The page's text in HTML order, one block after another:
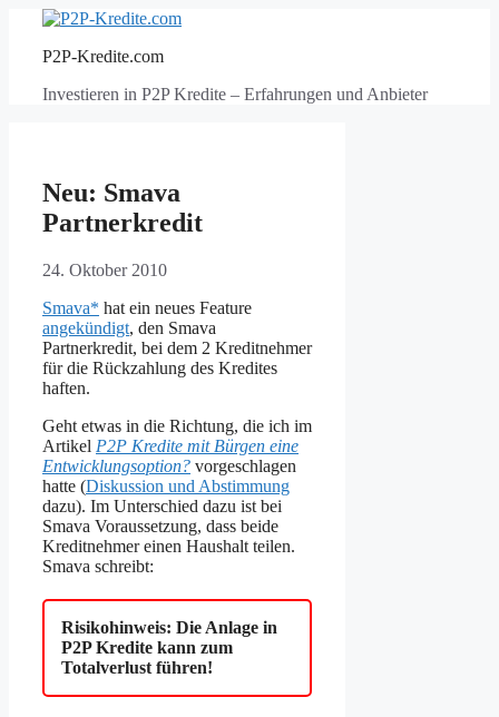
springenP2P-Kredite.com
Investieren in P2P Kredite – Erfahrungen und Anbieter
Neu: Smava
Partnerkredit
24. Oktober 2010
Smava* hat ein neues Feature
angekündigt, den Smava
Partnerkredit, bei dem 2 Kreditnehmer
für die Rückzahlung des Kredites
haften.
Geht etwas in die Richtung, die ich im
Artikel P2P Kredite mit Bürgen eine
Entwicklungsoption? vorgeschlagen
hatte (Diskussion und Abstimmung
dazu). Im Unterschied dazu ist bei
Smava Voraussetzung, dass beide
Kreditnehmer einen Haushalt teilen.
Smava schreibt:
Risikohinweis: Die Anlage in
P2P Kredite kann zum
Totalverlust führen!